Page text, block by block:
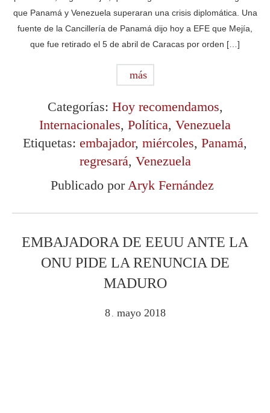
que Panamá y Venezuela superaran una crisis diplomática. Una
fuente de la Cancillería de Panamá dijo hoy a EFE que Mejía,
que fue retirado el 5 de abril de Caracas por orden […]
más
Categorías: Hoy recomendamos,
Internacionales, Política, Venezuela
Etiquetas: embajador, miércoles, Panamá,
regresará, Venezuela
Publicado por Aryk Fernández
EMBAJADORA DE EEUU ANTE LA
ONU PIDE LA RENUNCIA DE
MADURO
8 mayo 2018